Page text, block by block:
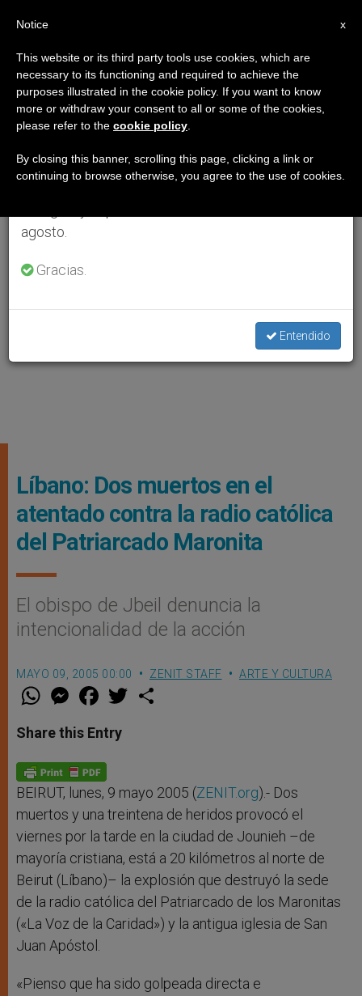
Líbano: Dos muertos en el
atentado contra la radio católica
del Patriarcado Maronita
El obispo de Jbeil denuncia la
intencionalidad de la acción
MAYO 09, 2005 00:00 ZENIT STAFF ARTE Y CULTURA
W
t
s
p
p
M
e
s
e
g
e
r
F
a
e
b
o
k
w
Share this Entry
BEIRUT, lunes, 9 mayo 2005 (ZENIT.org).- Dos
muertos y una treintena de heridos provocó el
viernes por la tarde en la ciudad de Jounieh –de
mayoría cristiana, está a 20 kilómetros al norte de
Beirut (Líbano)– la explosión que destruyó la sede
de la radio católica del Patriarcado de los Maronitas
(«La Voz de la Caridad») y la antigua iglesia de San
Juan Apóstol.
«Pienso que ha sido golpeada directa e
×
Aviso importante
Del 27 de julio al 7 de agosto haremos la pausa
anual, aprovechando que en el periodo de verano
se generan menos informaciones y también el
agosto.
Gracias.
Entendido
x
Notice
This website or its third party tools use cookies, which are
necessary to its functioning and required to achieve the
purposes illustrated in the cookie policy. If you want to know
more or withdraw your consent to all or some of the cookies,
please refer to the cookie policy
By closing this banner, scrolling this page, clicking a link or
continuing to browse otherwise, you agree to the use of cookies.